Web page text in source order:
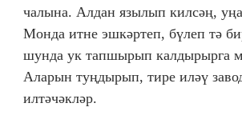
чалына. Алдан язылып килсәң,
Монда итне эшкәртеп, бүлеп тә
шунда ук тапшырып калдырырга
Аларын туңдырып, тире иләү
илтәчәкләр.